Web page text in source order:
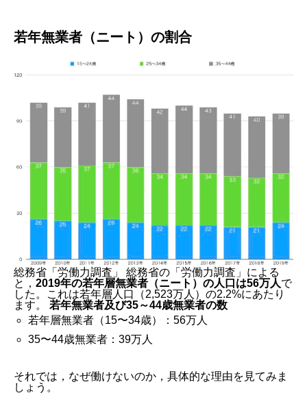
若年無業者（ニート）の割合
総務省「労働力調査」 総務省の「労働力調査」による
と， 2019年の若年層無業者（ニート）の人口は56万人で
した。これは若年層人口（2,523万人）の2.2%にあたり
ます。 若年無業者及び35～44歳無業者の数
若年層無業者（15〜34歳）：56万人
35〜44歳無業者：39万人
それでは，なぜ働けないのか，具体的な理由を見てみま
しょう。